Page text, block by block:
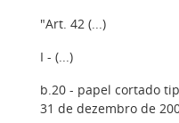
"Art. 42 (...)
I - (...)
b.20 - papel cortado
31 de dezembro de